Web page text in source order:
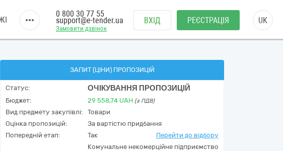
Замовити дзвінок
0 800 30 77 55
support@e-tender.ua ВХІД РЕЄСТРАЦІЯ UK
ЗАПИТ (ЦІНИ) ПРОПОЗИЦІЙ
Статус: ОЧІКУВАННЯ ПРОПОЗИЦІЙ
Бюджет: 29 558,74 UAH (з ПДВ)
Вид предмету закупівлі:
Товари
Оцінка пропозицій:
За вартістю придбання
Попередній етап:
Так Перейти до відбору
Комунальне некомерційне підприємство